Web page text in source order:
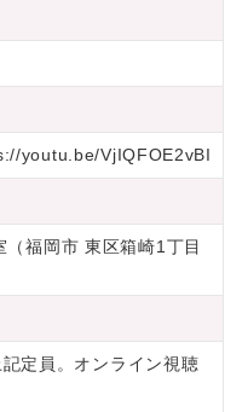
youtu.be/VjIQFOE2vBI
福岡市 東区箱崎1丁目
員。オンライン視聴